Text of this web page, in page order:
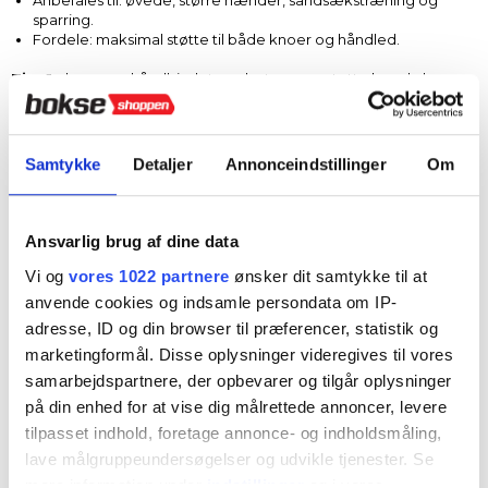
Samtykke Detaljer Annonceindstillinger Om
Ansvarlig brug af dine data
Vi og vores 1022 partnere ønsker dit samtykke til at
anvende cookies og indsamle persondata om IP-
adresse, ID og din browser til præferencer, statistik og
marketingformål. Disse oplysninger videregives til vores
samarbejdspartnere, der opbevarer og tilgår oplysninger
på din enhed for at vise dig målrettede annoncer, levere
tilpasset indhold, foretage annonce- og indholdsmåling,
lave målgruppeundersøgelser og udvikle tjenester. Se
sparring.
Fordele: maksimal støtte til både knoer og håndled.
Tip: Jo længere håndbindet er, desto mere støtte kan du bygge
op. Til hård sandsækstræning eller sparring anbefaler vi altid 4–4,5
meter.
til forskellige former for træning. Valget afhænger af, om du
hverdagen.
Klassiske bomuldshåndbind
Den mest anvendte type.
Let at justere og tilpasse.
Giver solid støtte til både knoer og håndled.
Velegnet til alle niveauer– fra nybegynder til erfaren bokser.